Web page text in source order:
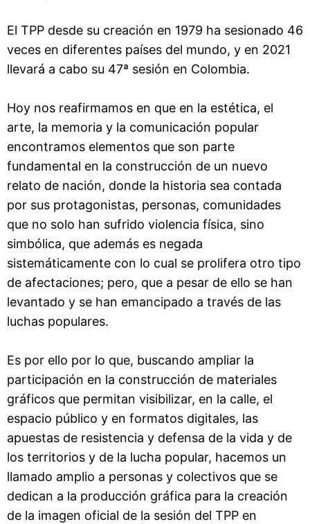
El TPP desde su creación en 1979 ha sesionado 46
veces en diferentes países del mundo, y en 2021
llevará a cabo su 47ª sesión en Colombia.
Hoy nos reafirmamos en que en la estética, el
arte, la memoria y la comunicación popular
encontramos elementos que son parte
fundamental en la construcción de un nuevo
relato de nación, donde la historia sea contada
por sus protagonistas, personas, comunidades
que no solo han sufrido violencia física, sino
simbólica, que además es negada
sistemáticamente con lo cual se prolifera otro tipo
de afectaciones; pero, que a pesar de ello se han
levantado y se han emancipado a través de las
luchas populares.
Es por ello por lo que, buscando ampliar la
participación en la construcción de materiales
gráficos que permitan visibilizar, en la calle, el
espacio público y en formatos digitales, las
apuestas de resistencia y defensa de la vida y de
los territorios y de la lucha popular, hacemos un
llamado amplio a personas y colectivos que se
dedican a la producción gráfica para la creación
de la imagen oficial de la sesión del TPP en